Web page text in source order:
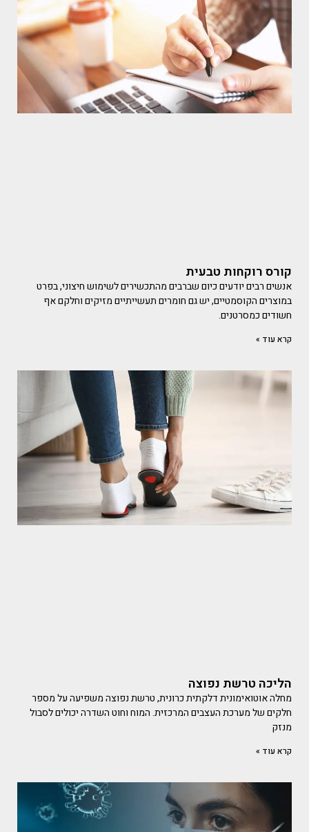
קורס רוקחות טבעית
אנשים רבים יודעים כיום שברבים מהתכשירים לשימוש חיצוני, בפרט
במוצרים הקוסמטיים, יש גם חומרים תעשייתיים מזיקים וחלקם אף
חשודים כמסרטנים.
קרא עוד »
הליכה טרשת נפוצה
מחלה אוטואימונית דלקתית כרונית, טרשת נפוצה משפיעה על מספר
חלקים של מערכת העצבים המרכזית. המוח וחוט השדרה יכולים לסבול
מנזק
קרא עוד »